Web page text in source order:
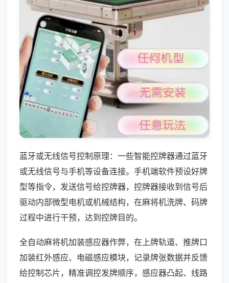
蓝牙或无线信号控制原理：一些智能控牌器通过蓝牙
或无线信号与手机等设备连接。手机端软件预设好牌
型等指令，发送信号给控牌器，控牌器接收到信号后
驱动内部微型电机或机械结构，在麻将机洗牌、码牌
过程中进行干预，达到控牌目的。
全自动麻将机加装感应器作弊，在上牌轨道、推牌口
加装红外感应、电磁感应模块，记录牌张数据并反馈
给控制芯片，精准调控发牌顺序，感应器凸起、线路